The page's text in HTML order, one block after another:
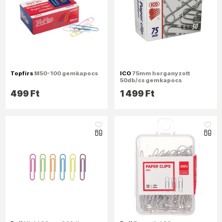
Topfirs M50-100 gemkapocs
499 Ft
ICO75mm horganyzott
50db/cs gemkapocs
1 499 Ft
like_16 like_16